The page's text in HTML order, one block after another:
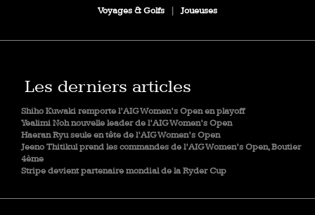
Voyages & Golfs | Joueuses
Les derniers articles
Shiho Kuwaki remporte l’AIG Women’s Open en playoff
Yealimi Noh nouvelle leader de l’AIG Women’s Open
Haeran Ryu seule en tête de l’AIG Women’s Open
Jeeno Thitikul prend les commandes de l’AIG Women’s Open, Boutier
4ème
Stripe devient partenaire mondial de la Ryder Cup